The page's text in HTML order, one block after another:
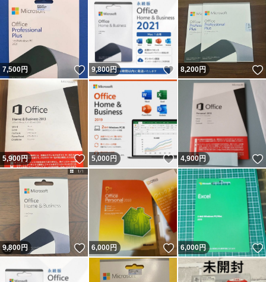
7,500円 いいね！
9,800円 いいね！
8,200円
5,900円 いいね！
5,000円 いいね！
4,900円
9,800円 いいね！
6,000円 いいね！
6,000円